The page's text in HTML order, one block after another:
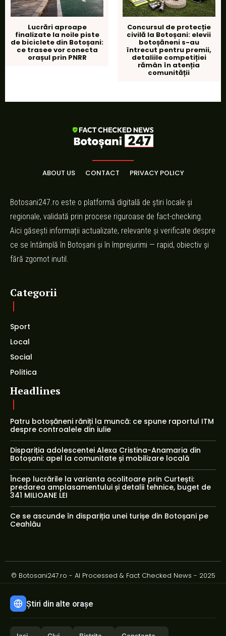
Lucrări aproape
finalizate la noile piste
de biciclete din Botoșani:
ce trasee vor conecta
orașul prin PNRR
Concursul de protecție
civilă la Botoșani: elevii
botoșăneni s-au
întrecut pentru premii,
detaliile competiției
rămân în atenția
comunității
ABOUT US CONTACT PRIVACY POLICY
Botosani247.ro este o platformă digitală de știri locale și
regionale, validată prin procese riguroase de fact-checking.
Aici găsești informații actualizate, relevante și verificate despre
ce se întâmplă în Botoșani și în împrejurimi — rapid, obiectiv și
fără zgomot inutil.
Categorii
Sport
Local
Social
Politica
Headlines
Patru botoșăneni răniți la muncă: ce spune raportul ITM
despre controalele din iulie
Dispariția adolescentei Alexa Cristina-Anamaria din
Botoșani: apel la comunitate și mobilizare locală
Încep lucrările la varianta ocolitoare prin Curtești:
predarea amplasamentului și detalii tehnice, buget de
341 MILIOANE LEI
Ce se ascunde în dispariția unei turișe din Botoșani pe
Ceahlău
© Botosani247.ro - AI Processed & Fact Checked News - 2025
Știri din alte orașe